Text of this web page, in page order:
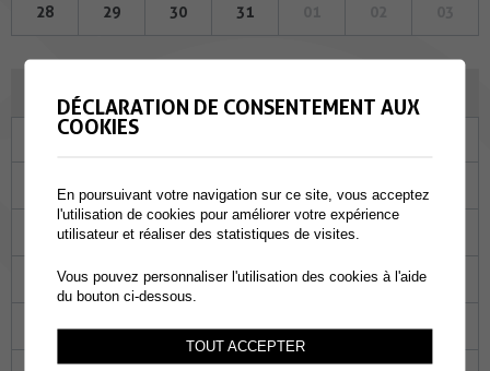
28 29 30 31
Ma
31 01
05 06 07 08
12 13 14 15 16
19 20 21 22 23
DÉCLARATION DE CONSENTEMENT AUX
COOKIES
En poursuivant votre navigation sur ce site, vous acceptez
l'utilisation de cookies pour améliorer votre expérience
utilisateur et réaliser des statistiques de visites.
Vous pouvez personnaliser l'utilisation des cookies à l'aide
du bouton ci-dessous.
TOUT ACCEPTER